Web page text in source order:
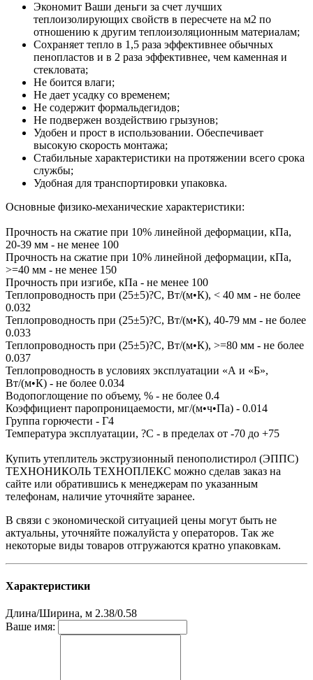
Экономит Ваши деньги за счет лучших
теплоизолирующих свойств в пересчете на м2 по
отношению к другим теплоизоляционным материалам;
Сохраняет тепло в 1,5 раза эффективнее обычных
пенопластов и в 2 раза эффективнее, чем каменная и
стекловата;
Не боится влаги;
Не дает усадку со временем;
Не содержит формальдегидов;
Не подвержен воздействию грызунов;
Удобен и прост в использовании. Обеспечивает
высокую скорость монтажа;
Стабильные характеристики на протяжении всего срока
службы;
Удобная для транспортировки упаковка.
Основные физико-механические характеристики:
Прочность на сжатие при 10% линейной деформации, кПа,
20-39 мм - не менее 100
Прочность на сжатие при 10% линейной деформации, кПа,
>=40 мм - не менее 150
Прочность при изгибе, кПа - не менее 100
Теплопроводность при (25±5)?C, Вт/(м•К), < 40 мм - не более
0.032
Теплопроводность при (25±5)?C, Вт/(м•К), 40-79 мм - не более
0.033
Теплопроводность при (25±5)?C, Вт/(м•К), >=80 мм - не более
0.037
Теплопроводность в условиях эксплуатации «А и «Б»,
Вт/(м•К) - не более 0.034
Водопоглощение по объему, % - не более 0.4
Коэффициент паропроницаемости, мг/(м•ч•Па) - 0.014
Группа горючести - Г4
Температура эксплуатации, ?C - в пределах от -70 до +75
Купить утеплитель экструзионный пенополистирол (ЭППС)
ТЕХНОНИКОЛЬ ТЕХНОПЛЕКС можно сделав заказ на
сайте или обратившись к менеджерам по указанным
телефонам, наличие уточняйте заранее.
В связи с экономической ситуацией цены могут быть не
актуальны, уточняйте пожалуйста у операторов. Так же
некоторые виды товаров отгружаются кратно упаковкам.
Характеристики
Длина/Ширина, м 2.38/0.58
Ваше имя: